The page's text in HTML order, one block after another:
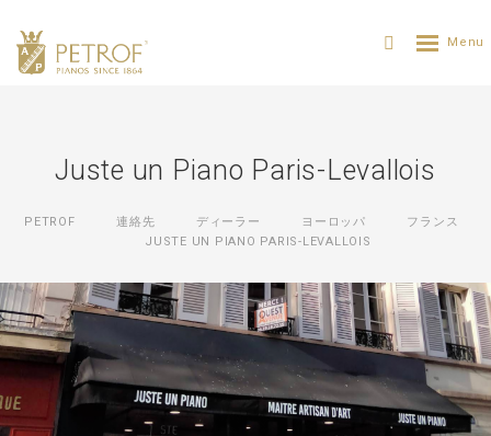
Juste un Piano Paris-Levallois
PETROF 連絡先 ディーラー ヨーロッパ
フランス
JUSTE UN PIANO PARIS-LEVALLOIS